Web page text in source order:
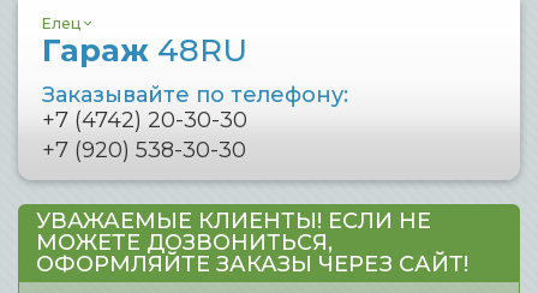
Елец
Гараж 48RU
Заказывайте по телефону:
+7 (4742) 20-30-30
+7 (920) 538-30-30
УВАЖАЕМЫЕ КЛИЕНТЫ! ЕСЛИ НЕ
МОЖЕТЕ ДОЗВОНИТЬСЯ,
ОФОРМЛЯЙТЕ ЗАКАЗЫ ЧЕРЕЗ САЙТ!